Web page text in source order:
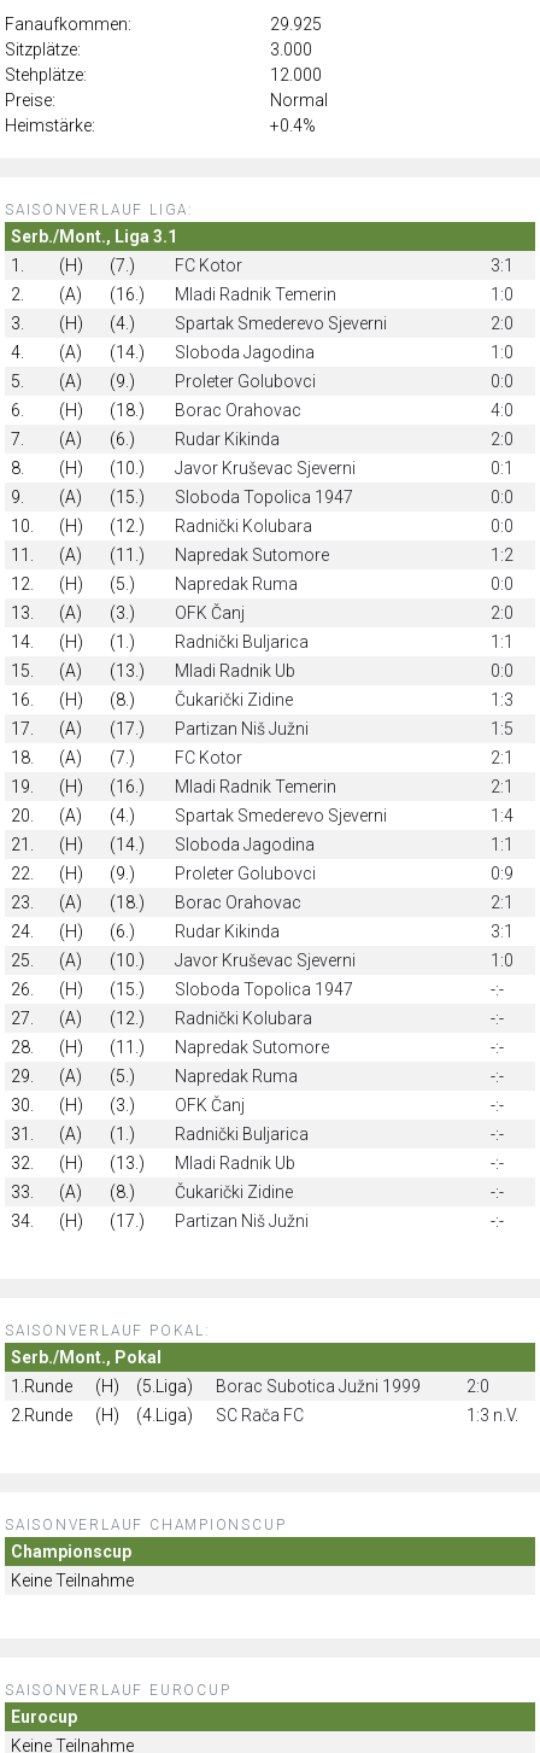
Fanaufkommen:
29.925
Sitzplätze:
3.000
Stehplätze:
12.000
Preise:
Normal
Heimstärke:
+0.4%
SAISONVERLAUF LIGA:
Serb./Mont., Liga 3.1
1.
(H) (7.) FC Kotor
3:1
2.
(A) (16.) Mladi Radnik Temerin
1:0
3.
(H) (4.) Spartak Smederevo Sjeverni
2:0
4.
(A) (14.) Sloboda Jagodinа
1:0
5.
(A) (9.) Proleter Golubovci
0:0
6.
(H) (18.) Borac Orahovac
4:0
7.
(A) (6.) Rudar Kikinda
2:0
8.
(H) (10.) Javor Kruševac Sjeverni
0:1
9.
(A) (15.) Sloboda Topolica 1947
0:0
10.
(H) (12.) Radnički Kolubara
0:0
11.
(A) (11.) Napredak Sutomore
1:2
12.
(H) (5.) Napredak Ruma
0:0
13.
(A) (3.) OFK Čanj
2:0
14.
(H) (1.) Radnički Buljarica
1:1
15.
(A) (13.) Mladi Radnik Ub
0:0
16.
(H) (8.) Čukarički Zidine
1:3
17.
(A) (17.) Partizan Niš Južni
1:5
18.
(A) (7.) FC Kotor
2:1
19.
(H) (16.) Mladi Radnik Temerin
2:1
20.
(A) (4.) Spartak Smederevo Sjeverni
1:4
21.
(H) (14.) Sloboda Jagodinа
1:1
22.
(H) (9.) Proleter Golubovci
0:9
23.
(A) (18.) Borac Orahovac
2:1
24.
(H) (6.) Rudar Kikinda
3:1
25.
(A) (10.) Javor Kruševac Sjeverni
1:0
26.
(H) (15.) Sloboda Topolica 1947
-:-
27.
(A) (12.) Radnički Kolubara
-:-
28.
(H) (11.) Napredak Sutomore
-:-
29.
(A) (5.) Napredak Ruma
-:-
30.
(H) (3.) OFK Čanj
-:-
31.
(A) (1.) Radnički Buljarica
-:-
32.
(H) (13.) Mladi Radnik Ub
-:-
33.
(A) (8.) Čukarički Zidine
-:-
34.
(H) (17.) Partizan Niš Južni -:-
SAISONVERLAUF POKAL:
Serb./Mont., Pokal
1.Runde
(H) (5.Liga) Borac Subotica Južni 1999
2:0
2.Runde
(H) (4.Liga) SC Rača FC 1:3 n.V.
SAISONVERLAUF CHAMPIONSCUP
Championscup
Keine Teilnahme
SAISONVERLAUF EUROCUP
Eurocup
Keine Teilnahme